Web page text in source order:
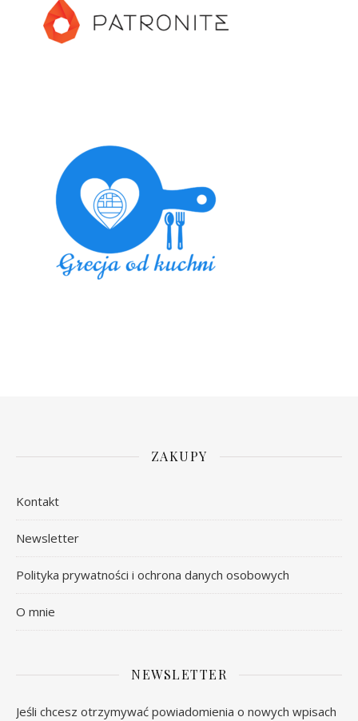
ZAKUPY
Kontakt
Newsletter
Polityka prywatności i ochrona danych osobowych
O mnie
NEWSLETTER
Jeśli chcesz otrzymywać powiadomienia o nowych wpisach